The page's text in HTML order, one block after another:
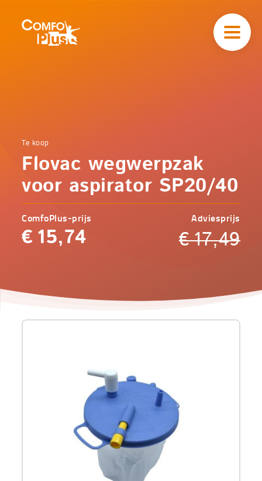
Home
Zorg
wegwerpzak
SP20/40
Comfoplus
-
Te koop
Flovac wegwerpzak
voor aspirator SP20/40
ComfoPlus-prijs
€ 15,74
Adviesprijs
€17,49
navigatieComfoPlus
Product
wegwerpzak
aspirator
SP20/40